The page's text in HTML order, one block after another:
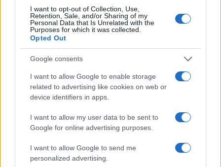
I want to opt-out of Collection, Use,
Retention, Sale, and/or Sharing of my
Personal Data that Is Unrelated with the
Purposes for which it was collected.
Opted Out
Google consents
I want to allow Google to enable storage
related to advertising like cookies on web or
device identifiers in apps.
I want to allow my user data to be sent to
Google for online advertising purposes.
I want to allow Google to send me
personalized advertising.
Canadair 515: Οι πρώτες εικόνες από την
κατασκευή του αεροσκάφους που θα
επιχειρεί και τη νύχτα στα μέτωπα της
φωτιάς
92 Marfin: Η 46χρονη πήρε προθεσμία για
να απολογηθεί την Τρίτη – «Είναι αθώα,
συμμετείχε στη διαδήλωση όπως και
100.000 άτομα»
Μεταφορές χρημάτων: Πότε μπορεί να
θεωρηθούν δωρεές και να επιβληθεί
Το πολωμένο μελτέμι που τροφοδότησε
τις φωτιές σε Αττική και Βοιωτία: «Από τα
χρόνων»